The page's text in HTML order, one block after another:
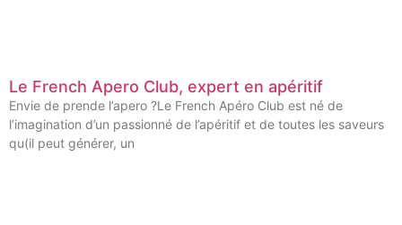
Le French Apero Club, expert en apéritif
Envie de prende l’apero ?Le French Apéro Club est né de
l’imagination d’un passionné de l’apéritif et de toutes les saveurs
qu(il peut générer, un